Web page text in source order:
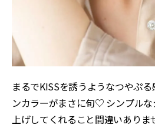
まるでKISSを誘うようなつやぷ
ンカラーがまさに旬♡ シンプル
上げしてくれること間違いありま